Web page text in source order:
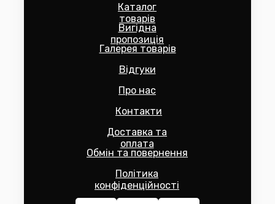
Каталог
товарів
Вигідна
пропозиція
Галерея товарів
Відгуки
Політика
конфіденційності
Обмін та повернення
Про нас
Контакти
Доставка та
оплата